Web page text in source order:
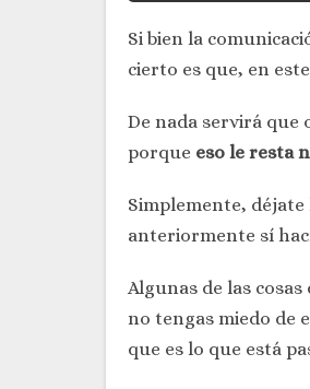
Si bien la
cierto es que, en
De nada servirá que
porque eso le resta
Simplemente,
anteriormente sí
Algunas de las
no tengas miedo de
que es lo que está